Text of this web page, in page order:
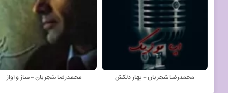
محمدرضا شجریان - بهار دلکش محمدرضا شجریان - ساز و اواز